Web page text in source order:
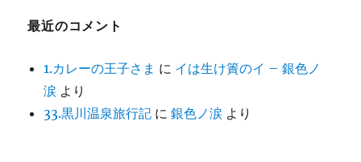
最近のコメント
1.カレーの王子さま に イは生け簀のイ – 銀色ノ
涙 より
33.黒川温泉旅行記 に銀色ノ涙 より